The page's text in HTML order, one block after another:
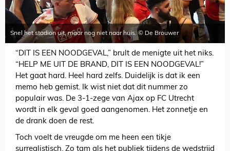
Snel het stadion uit, maar nog niet naar huis. © De Brouwer
“DIT IS EEN NOODGEVAL,” brult de menigte uit het niks.
“HELP ME UIT DE BRAND, DIT IS EEN NOODGEVAL!”
Het gaat hard. Heel hard zelfs. Duidelijk is dat ik een
memo heb gemist. Ik wist niet dat dit nummer zo
populair was. De 3-1-zege van Ajax op FC Utrecht
wordt in elk geval goed aangenomen. Het zonnetje en
de drank doen de rest.
Toch voelt de vreugde om me heen een tikje
surrealistisch. Zo tam als het publiek tijdens de wedstrijd